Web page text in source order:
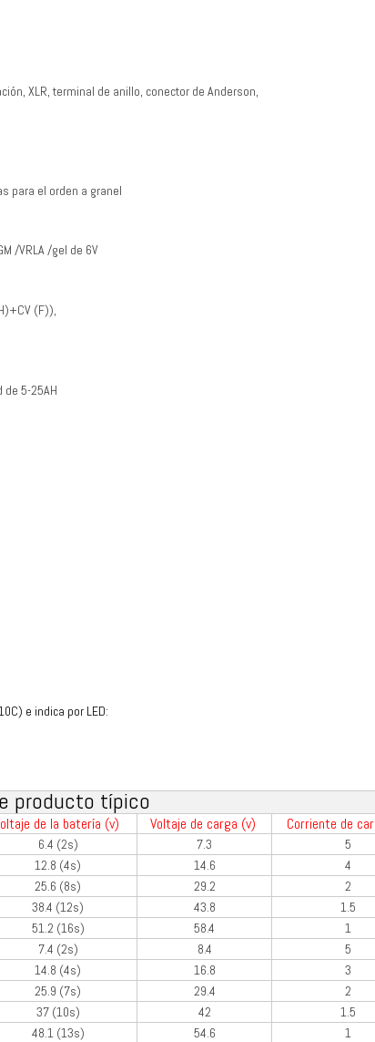
XLR, terminal de anillo, conector de Anderson,
para el orden a granel
/VRLA /gel de 6V
(F)),
de 5-25AH
e indica por LED:
producto típico
de la batería (v) Voltaje de carga (v) Corriente de
6.4 (2s) 7.3
5
12.8 (4s) 14.6
4
25.6 (8s) 29.2
2
38.4 (12s) 43.8
1.5
51.2 (16s) 58.4
1
7.4 (2s) 8.4
5
14.8 (4s) 16.8
3
25.9 (7s) 29.4
2
37 (10s) 42
1.5
48.1 (13s) 54.6
1